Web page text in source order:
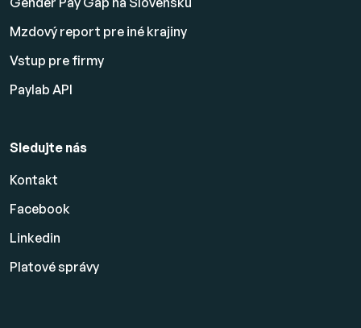
Mzdový report pre iné krajiny
Vstup pre firmy
Paylab API
Sledujte nás
Kontakt
Facebook
Linkedin
Platovésprávy